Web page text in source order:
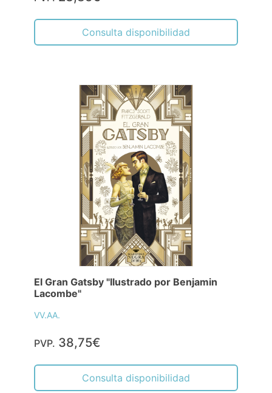
Consulta disponibilidad
El Gran Gatsby "Ilustrado por Benjamin
Lacombe"
VV.AA.
PVP. 38,75€
Consulta disponibilidad